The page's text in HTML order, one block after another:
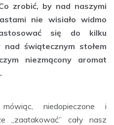
zrobić, by nad naszymi
nie wisiało widmo
się do kilku
świątecznym stołem
niezmącony aromat
niedopieczone i
„zaatakować” cały nasz